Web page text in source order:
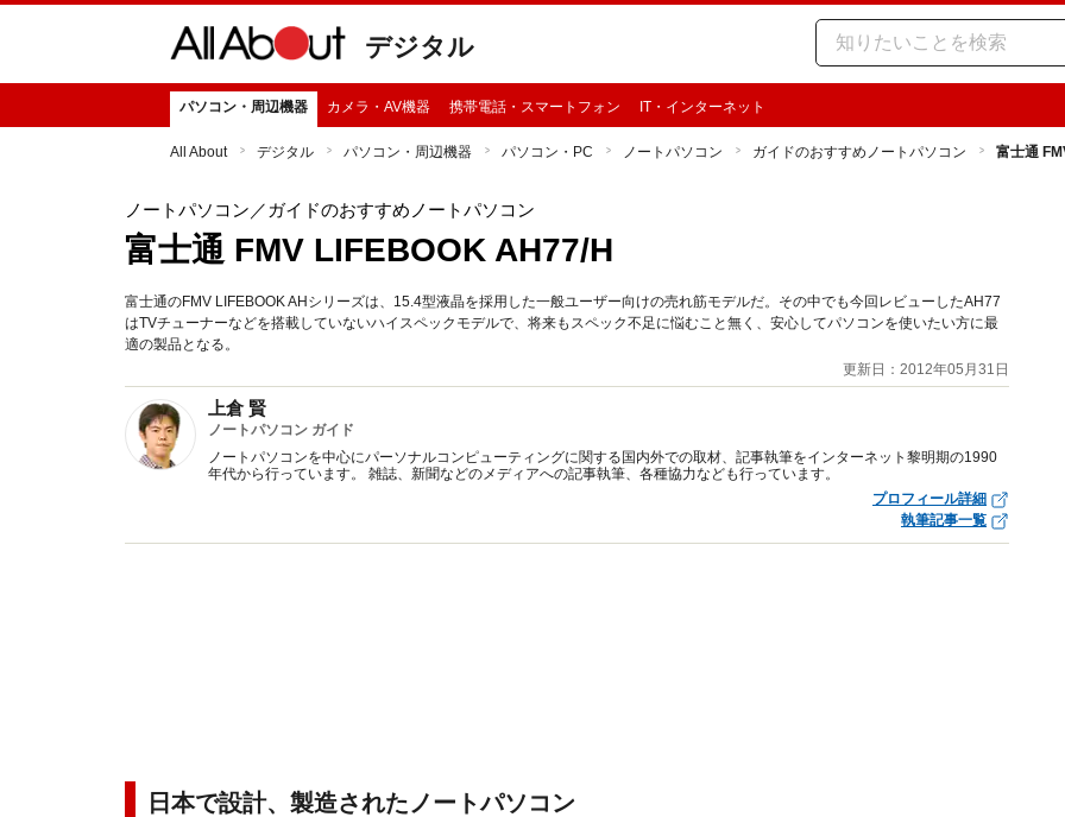
デジタル
パソコン・周辺機器 カメラ・AV機器 携帯電話・スマートフォン IT・インターネット
All About デジタル パソコン・周辺機器 パソコン・PC ノートパソコン ガイドのおすすめノートパソコン 富士通
ノートパソコン ／ガイドのおすすめノートパソコン
富士通 FMV LIFEBOOK AH77/H
富士通のFMV LIFEBOOK AHシリーズは、15.4型液晶を採用した一般ユーザー向けの売れ筋モデルだ。その中でも今回レビューしたAH77
はTVチューナーなどを搭載していないハイスペックモデルで、将来もスペック不足に悩むこと無く、安心してパソコンを使いたい方に最
適の製品となる。
更新日：2012年05月31日
上倉 賢
ノートパソコン ガイド
ノートパソコンを中心にパーソナルコンピューティングに関する国内外での取材、記事執筆をインターネット黎明期の1990
年代から行っています。 雑誌、新聞などのメディアへの記事執筆、各種協力なども行っています。
プロフィール詳細
執筆記事一覧
日本で設計、製造されたノートパソコン